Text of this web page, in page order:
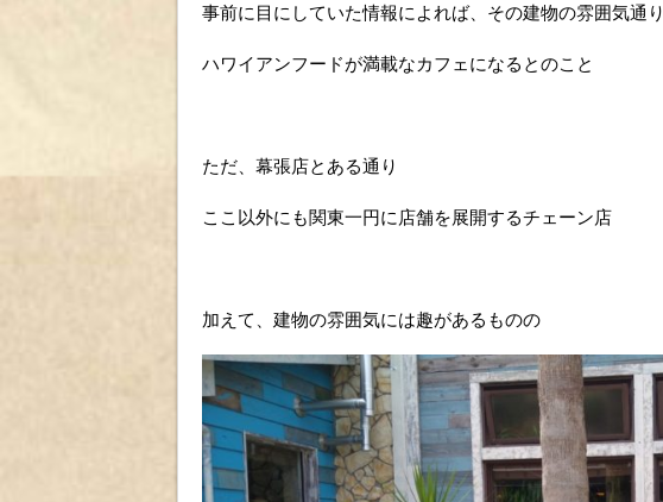
事前に目にしていた情報によれば、その建物の雰囲気通り
ハワイアンフードが満載なカフェになるとのこと
ただ、幕張店とある通り
ここ以外にも関東一円に店舗を展開するチェーン店
加えて、建物の雰囲気には趣があるものの